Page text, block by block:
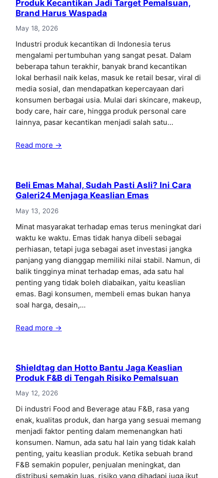
Produk Kecantikan Jadi Target Pemalsuan,
Brand Harus Waspada
May 18, 2026
Industri produk kecantikan di Indonesia terus
mengalami pertumbuhan yang sangat pesat. Dalam
beberapa tahun terakhir, banyak brand kecantikan
lokal berhasil naik kelas, masuk ke retail besar, viral di
media sosial, dan mendapatkan kepercayaan dari
konsumen berbagai usia. Mulai dari skincare, makeup,
body care, hair care, hingga produk personal care
lainnya, pasar kecantikan menjadi salah satu…
Read more →
Beli Emas Mahal, Sudah Pasti Asli? Ini Cara
Galeri24 Menjaga Keaslian Emas
May 13, 2026
Minat masyarakat terhadap emas terus meningkat dari
waktu ke waktu. Emas tidak hanya dibeli sebagai
perhiasan, tetapi juga sebagai aset investasi jangka
panjang yang dianggap memiliki nilai stabil. Namun, di
balik tingginya minat terhadap emas, ada satu hal
penting yang tidak boleh diabaikan, yaitu keaslian
emas. Bagi konsumen, membeli emas bukan hanya
soal harga, desain,…
Read more →
Shieldtag dan Hotto Bantu Jaga Keaslian
Produk F&B di Tengah Risiko Pemalsuan
May 12, 2026
Di industri Food and Beverage atau F&B, rasa yang
enak, kualitas produk, dan harga yang sesuai memang
menjadi faktor penting dalam memenangkan hati
konsumen. Namun, ada satu hal lain yang tidak kalah
penting, yaitu keaslian produk. Ketika sebuah brand
F&B semakin populer, penjualan meningkat, dan
distribusi semakin luas, risiko yang dihadapi juga ikut